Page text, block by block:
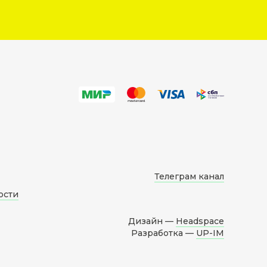
Телеграм канал
Дизайн — Headspace
Разработка — UP-IM